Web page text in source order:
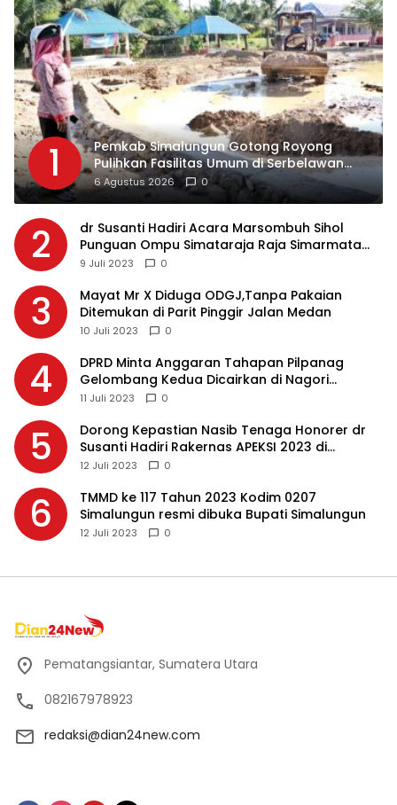
1
Pemkab Simalungun Gotong Royong
Pulihkan Fasilitas Umum di Serbelawan
Pasca Banjir
6 Agustus 2026 0
2
dr Susanti Hadiri Acara Marsombuh Sihol
Punguan Ompu Simataraja Raja Simarmata
Dohot Boruna Kota Siantar
9 Juli 2023 0
3
Mayat Mr X Diduga ODGJ,Tanpa Pakaian
Ditemukan di Parit Pinggir Jalan Medan
10 Juli 2023 0
4
DPRD Minta Anggaran Tahapan Pilpanag
Gelombang Kedua Dicairkan di Nagori
Masing-masing, Ini Alasannya…
11 Juli 2023 0
5
Dorong Kepastian Nasib Tenaga Honorer dr
Susanti Hadiri Rakernas APEKSI 2023 di
Makassar
12 Juli 2023 0
6
TMMD ke 117 Tahun 2023 Kodim 0207
Simalungun resmi dibuka Bupati Simalungun
12 Juli 2023 0
Pematangsiantar, Sumatera Utara
082167978923
redaksi@dian24new.com